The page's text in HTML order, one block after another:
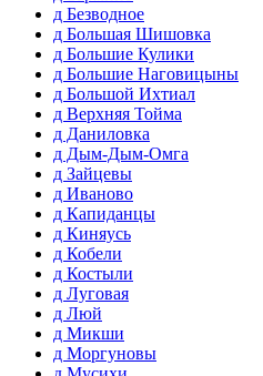
д Безводное
д Большая Шишовка
д Большие Кулики
д Большие Наговицыны
д Большой Ихтиал
д Верхняя Тойма
д Даниловка
д Дым-Дым-Омга
д Зайцевы
д Иваново
д Капиданцы
д Киняусь
д Кобели
д Костыли
д Луговая
д Люй
д Микши
д Моргуновы